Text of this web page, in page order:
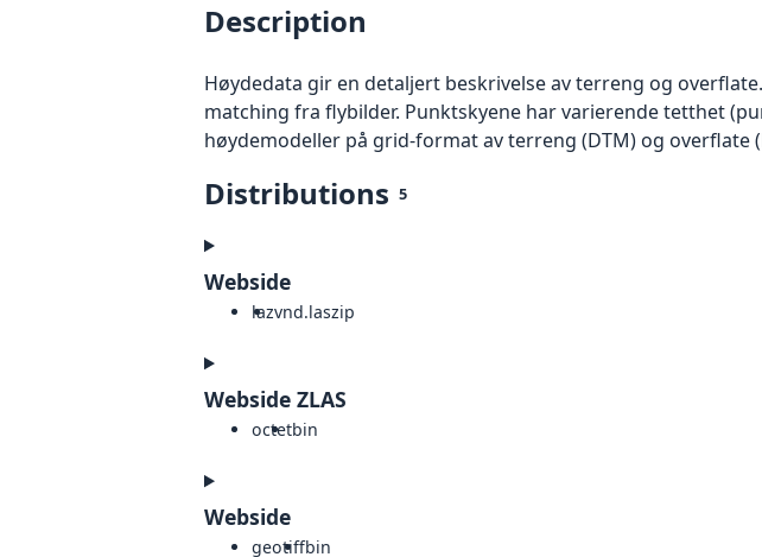
Description
Høydedata gir en detaljert beskrivelse av terreng og
matching fra flybilder. Punktskyene har varierende tetthet
høydemodeller på grid-format av terreng (DTM) og overflate
Distributions 5
Webside
lazvnd.laszip
Webside ZLAS
octetbin
Webside
geotiffbin